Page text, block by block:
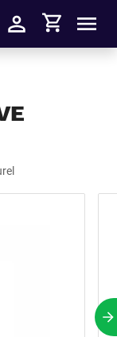
S'identifier
Panier